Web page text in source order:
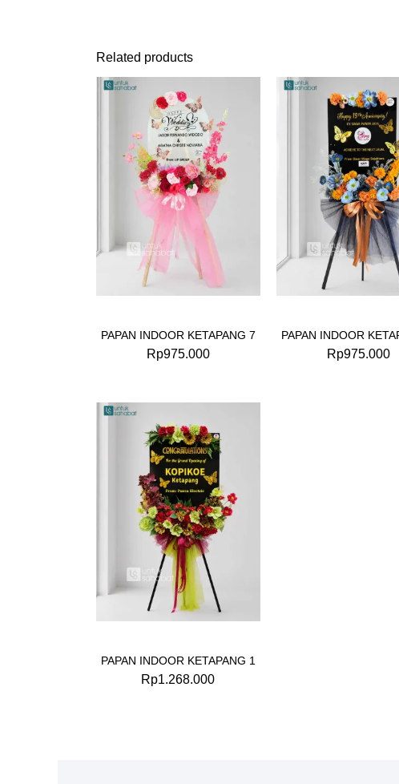
Related products
PAPAN INDOOR KETAPANG 7
Rp975.000
PAPAN INDOOR
Rp975.000
PAPAN INDOOR KETAPANG 1
Rp1.268.000